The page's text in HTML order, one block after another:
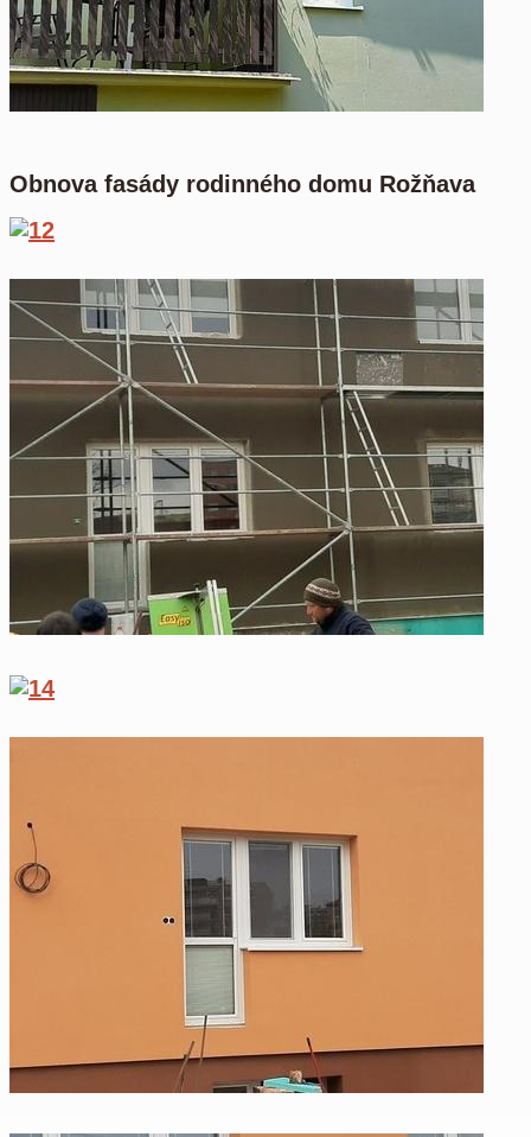
Obnova fasády rodinného domu Rožňava